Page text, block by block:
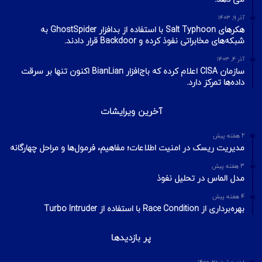
آذر ۹, ۱۴۰۳
هکرهای Salt Typhoon با استفاده از بدافزار GhostSpider به
شبکه‌های مخابراتی نفوذ کرده و Backdoor قرار دادند.
آذر ۴, ۱۴۰۳
سازمان CISA اعلام کرده که باج‌افزار BianLian اکنون تنها بر سرقت
داده‌ها تمرکز دارد.
آخرین ویرایشات
2 هفته پیش
مدیریت ریسک در امنیت اطلاعات؛ مفاهیم، فرمول‌ها و مراحل چهارگانه
3 هفته پیش
مدل الماس در تحلیل نفوذ
4 هفته پیش
بهره‌برداری از Race Condition با استفاده از Turbo Intruder
پر بازدیدها